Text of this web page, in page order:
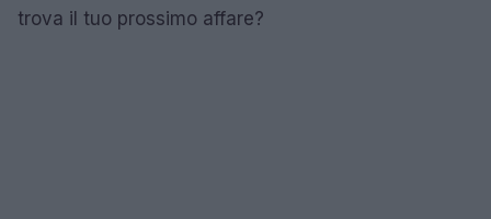
trova il tuo prossimo affare?